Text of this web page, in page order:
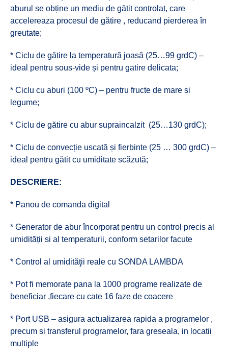
aburul se obține un mediu de gătit controlat, care
accelereaza procesul de gătire , reducand pierderea în
greutate;
* Ciclu de gătire la temperatură joasă (25…99 grdC) –
ideal pentru sous-vide și pentru gatire delicata;
* Ciclu cu aburi (100 ºC) – pentru fructe de mare si
legume;
* Ciclu de gătire cu abur supraincalzit (25…130 grdC);
* Ciclu de convecție uscată și fierbinte (25 … 300 grdC) –
ideal pentru gătit cu umiditate scăzută;
DESCRIERE:
* Panou de comanda digital
* Generator de abur încorporat pentru un control precis al
umidității si al temperaturii, conform setarilor facute
* Control al umidităţii reale cu SONDA LAMBDA
* Pot fi memorate pana la 1000 programe realizate de
beneficiar ,fiecare cu cate 16 faze de coacere
* Port USB – asigura actualizarea rapida a programelor ,
precum si transferul programelor, fara greseala, in locatii
multiple